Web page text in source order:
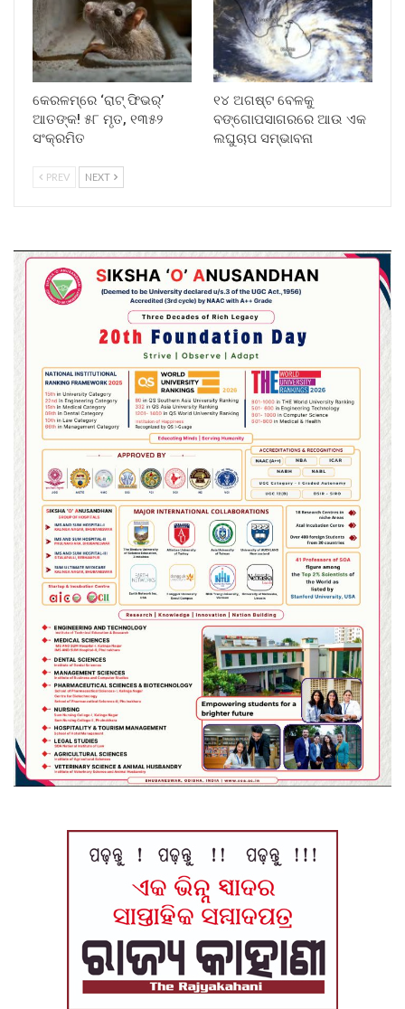
କେରଳମ୍‌ରେ ‘ରାଟ୍ ଫିଭର୍’
ଆତଙ୍କ! ୫୮ ମୃତ, ୧୩୫୨
ସଂକ୍ରମିତ
୧୪ ଅଗଷ୍ଟ ବେଳକୁ
ବଙ୍ଗୋପସାଗରରେ ଆଉ ଏକ
ଲଘୁଚାପ ସମ୍ଭାବନା
PREV NEXT